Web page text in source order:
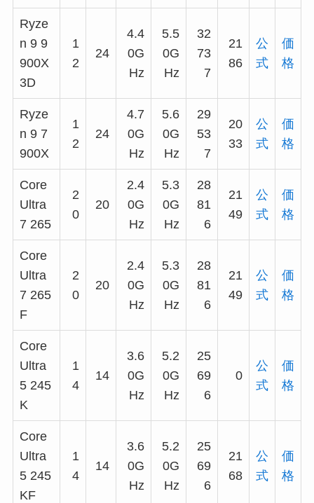
Ryze
n 9 9
900X
3D
1
2
24
4.4
0G
Hz
5.5
0G
Hz
32
73
7
21
86
公
式
価
格
Ryze
n 9 7
900X
1
2
24
4.7
0G
Hz
5.6
0G
Hz
29
53
7
20
33
公
式
価
格
Core
Ultra
7 265
2
0
20
2.4
0G
Hz
5.3
0G
Hz
28
81
6
21
49
公
式
価
格
Core
Ultra
7 265
F
2
0
20
2.4
0G
Hz
5.3
0G
Hz
28
81
6
21
49
公
式
価
格
Core
Ultra
5 245
K
1
4
14
3.6
0G
Hz
5.2
0G
Hz
25
69
6
0
公
式
価
格
Core
Ultra
5 245
KF
1
4
14
3.6
0G
Hz
5.2
0G
Hz
25
69
6
21
68
公
式
価
格